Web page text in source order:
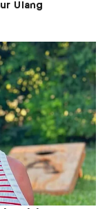
Ulang